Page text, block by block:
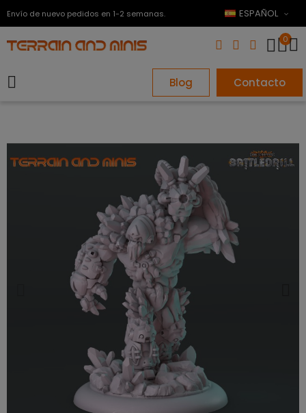
Envío de nuevo pedidos en 1-2 semanas. ESPAÑOL
0
Blog Contacto